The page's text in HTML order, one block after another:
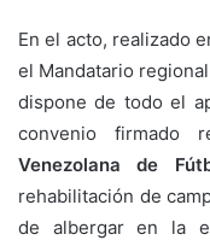
En el acto, realizado
el Mandatario
dispone de todo el
convenio firmado
Venezolana de
rehabilitación de
de albergar en la